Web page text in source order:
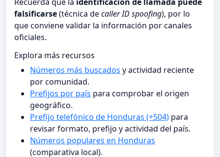
falsificarse(técnica decaller ID spoofing), por lo
que conviene validar la información por canales
oficiales.
Explora más recursos
Números más buscados y actividad reciente
por comunidad.
Prefijos por país para comprobar el origen
geográfico.
Prefijo telefónico de Honduras (+504) para
revisar formato, prefijo y actividad del país.
Números populares en Honduras
(comparativa local).